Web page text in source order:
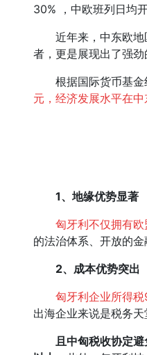
30% ，中欧班列日均
近年来，中东欧地
者，更是展现出了强劲
根据国际货币基金
元，经济发展水平在中
1、 地缘优势显著
匈牙利不仅拥有
的法治体系、开放的
2、 成本优势突出
匈牙利企业所得
出海企业来说是税务天
且中匈税收协定